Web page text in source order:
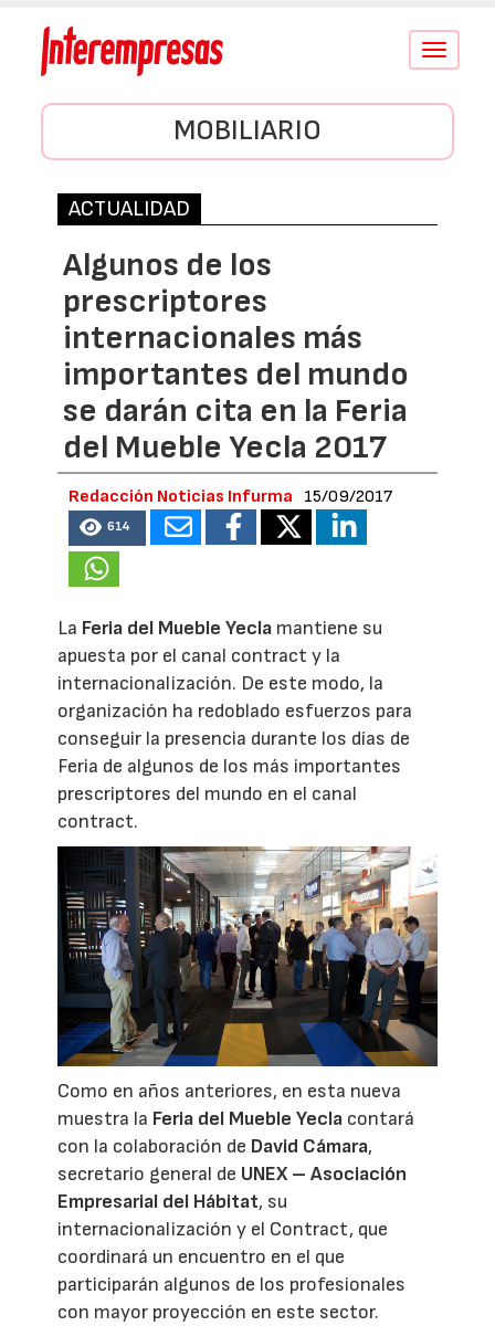
Conmutar
MOBILIARIO
ACTUALIDAD
Algunos de los
prescriptores
internacionales más
importantes del mundo
se darán cita en la Feria
del Mueble Yecla 2017
Redacción Noticias Infurma 15/09/2017
614
La Feria del Mueble Yecla mantiene su
apuesta por el canal contract y la
internacionalización. De este modo, la
organización ha redoblado esfuerzos para
conseguir la presencia durante los días de
Feria de algunos de los más importantes
prescriptores del mundo en el canal
contract.
Como en años anteriores, en esta nueva
muestra la Feria del Mueble Yecla contará
con la colaboración de David Cámara,
secretario general de UNEX – Asociación
Empresarial del Hábitat, su
internacionalización y el Contract, que
coordinará un encuentro en el que
participarán algunos de los profesionales
con mayor proyección en este sector.